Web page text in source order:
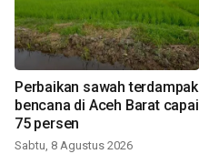
Perbaikan sawah terdampak
bencana di Aceh Barat capai
75 persen
Sabtu, 8 Agustus 2026